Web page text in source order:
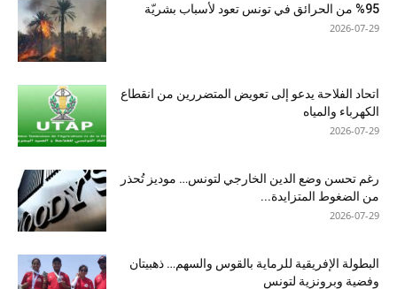
%95 من الحرائق في تونس تعود لأسباب بشريّة
2026-07-29
اتحاد الفلاحة يدعو إلى تعويض المتضررين من انقطاع
الكهرباء والمياه
2026-07-29
رغم تحسن وضع الدين الخارجي لتونس… موديز تُحذر
من الضغوط المتزايدة...
2026-07-29
البطولة الإفريقية للرماية بالقوس والسهم… ذهبيتان
وفضية وبرونزية لتونس